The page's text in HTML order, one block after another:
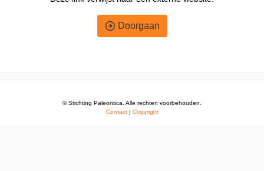
Doorgaan
© Stichting Paleontica. Alle rechten voorbehouden.
Contact| Copyright